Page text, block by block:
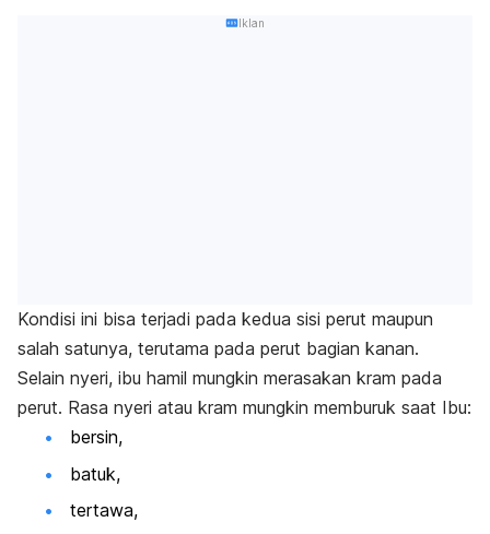
Iklan
Kondisi ini bisa terjadi pada kedua sisi perut maupun
salah satunya, terutama pada perut bagian kanan.
Selain nyeri, ibu hamil mungkin merasakan kram pada
perut. Rasa nyeri atau kram mungkin memburuk saat Ibu:
bersin,
batuk,
tertawa,